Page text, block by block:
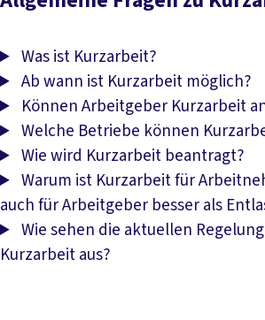
Was ist Kurzarbeit?
Ab wann ist Kurzarbeit möglich?
Können Arbeitgeber Kurzarbeit
Welche Betriebe können
Wie wird Kurzarbeit beantragt?
Warum ist Kurzarbeit für
auch für Arbeitgeber besser als
Wie sehen die aktuellen
Kurzarbeit aus?